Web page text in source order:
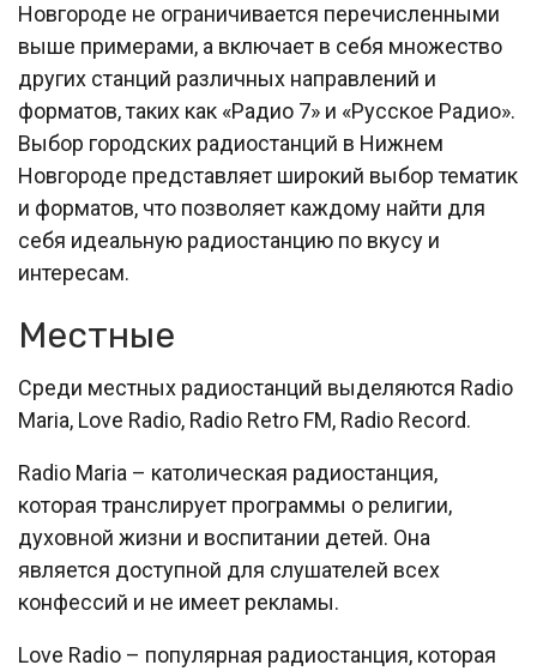
Новгороде не ограничивается перечисленными
выше примерами, а включает в себя множество
других станций различных направлений и
форматов, таких как «Радио 7» и «Русское Радио».
Выбор городских радиостанций в Нижнем
Новгороде представляет широкий выбор тематик
и форматов, что позволяет каждому найти для
себя идеальную радиостанцию по вкусу и
интересам.
Местные
Среди местных радиостанций выделяются Radio
Maria, Love Radio, Radio Retro FM, Radio Record.
Radio Maria – католическая радиостанция,
которая транслирует программы о религии,
духовной жизни и воспитании детей. Она
является доступной для слушателей всех
конфессий и не имеет рекламы.
Love Radio – популярная радиостанция, которая